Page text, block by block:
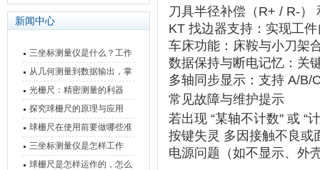
新闻中心
三坐标测量仪是什么？工作
原理、分类与核心功能一次
讲清
从几何测量到数据输出，掌
握万濠影像测量仪的六大核
心能力
光栅尺：精密测量的利器
探究球栅尺的原理与应用
球栅尺在使用前要做哪些准
备工作？
三坐标测量仪是怎样工作
的，功能有什么优势？
球栅尺是怎样运作的，怎么
刀具半径补偿（R+ / R-）
KT 找边器支持 ：实现工
车床功能 ：床鞍与小刀架
数据保持与断电记忆 ：关
多轴同步显示 ‌：支持 ‌ A/B/
常见故障与维护提示
若出现 ‌ “某轴不计数" ‌ 或 ‌ “
按键失灵
多因接触不良或
电源问题 （如不显示、外